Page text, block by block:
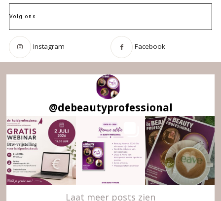
Volg ons
Instagram Facebook
@debeautyprofessional
Laat meer posts zien